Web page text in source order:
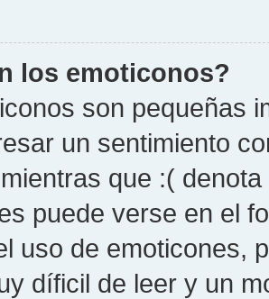
los emoticonos?
son pequeñas
un sentimiento
que :(
puede verse en el
uso de emoticones,
díficil de leer y un